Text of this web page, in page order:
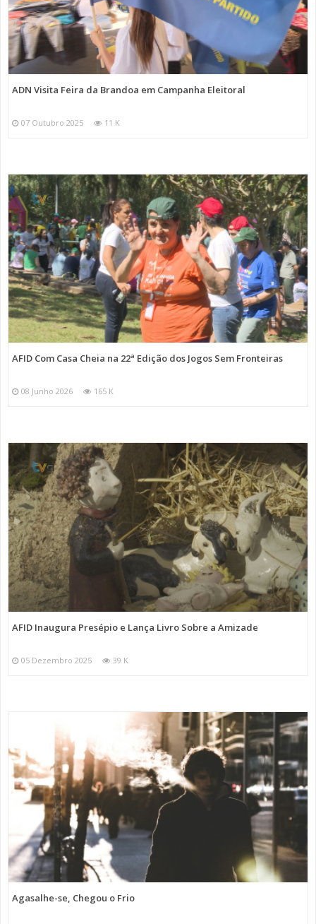
ADN Visita Feira da Brandoa em Campanha Eleitoral
07 Outubro 2025 11 K
AFID Com Casa Cheia na 22ª Edição dos Jogos Sem Fronteiras
08 Junho 2026 165 K
AFID Inaugura Presépio e Lança Livro Sobre a Amizade
05 Dezembro 2025 39 K
Agasalhe-se, Chegou o Frio